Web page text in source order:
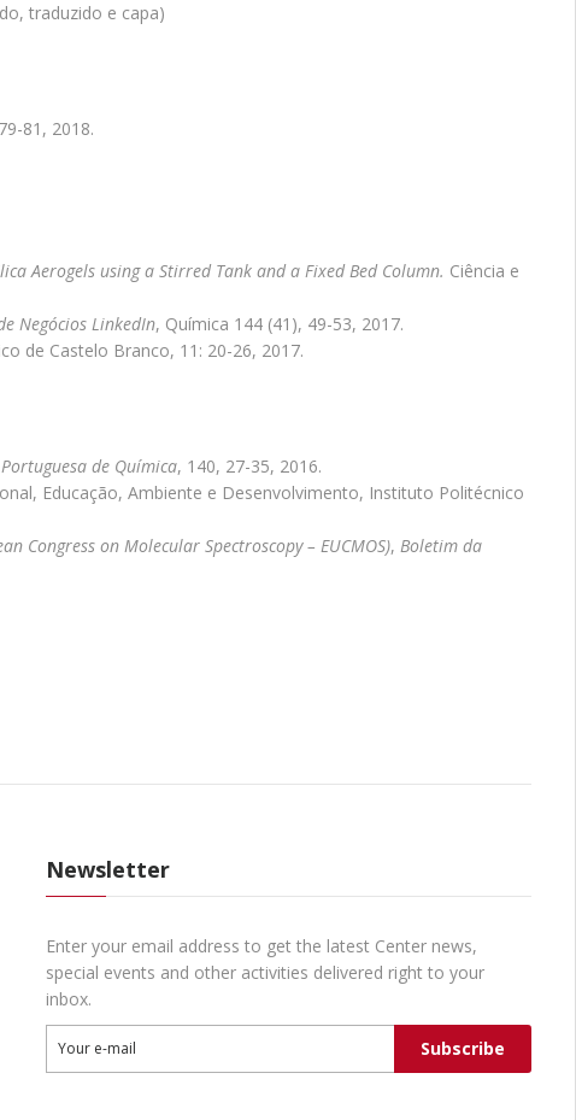
traduzido e capa)
81, 2018.
Aerogels using a Stirred Tank and a Fixed Bed Column. Ciência e
Negócios LinkedIn, Química 144 (41), 49-53, 2017.
de Castelo Branco, 11: 20-26, 2017.
de Química, 140, 27-35, 2016.
Educação, Ambiente e Desenvolvimento, Instituto Politécnico
Congress on Molecular Spectroscopy – EUCMOS), Boletim da
Newsletter
Enter your email address to get the latest Center news,
special events and other activities delivered right to your
inbox.
Your e-mail Subscribe